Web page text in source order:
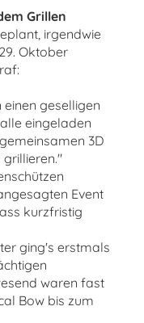
Grillen
irgendwie
Oktober
geselligen
eingeladen
3D
grillieren."
Event
kurzfristig
ging's erstmals
waren fast
Bow bis zum